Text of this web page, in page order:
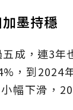
墨持穩
成，連3年
，到2024
幅下滑，